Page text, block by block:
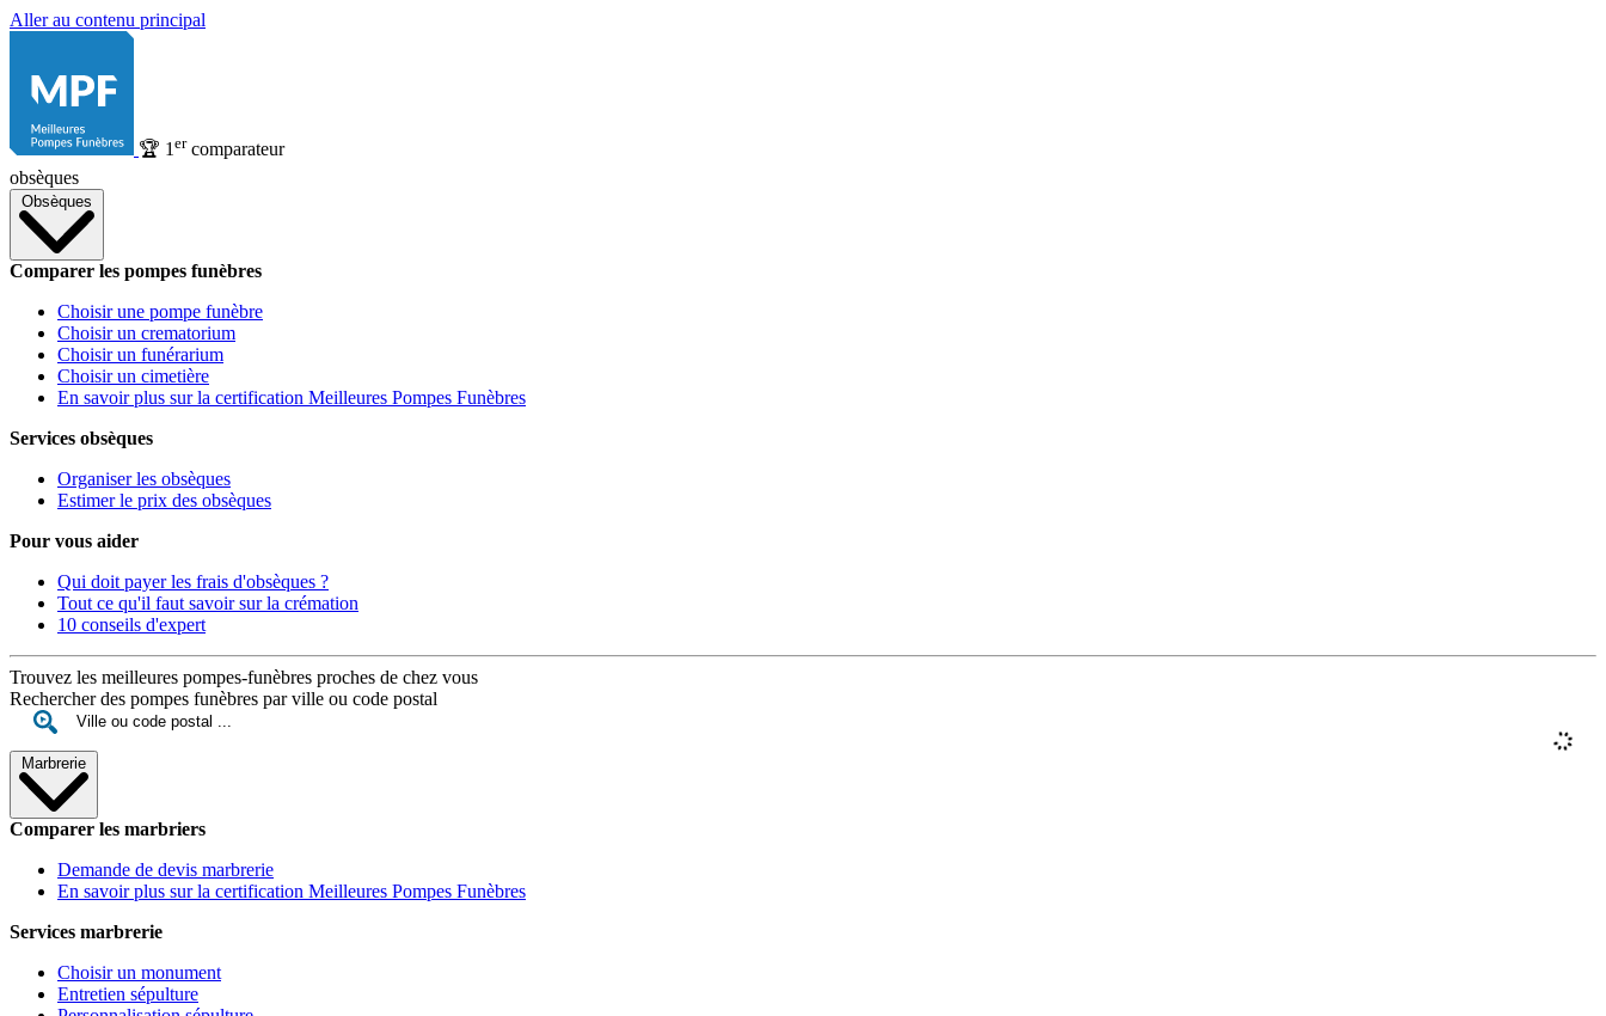
Aller au contenu principal
🏆 1 ercomparateur
obsèques
Obsèques
Comparer les pompes funèbres
Choisir une pompe funèbre
Choisir un crematorium
Choisir un funérarium
Choisir un cimetière
En savoir plus sur la certification Meilleures Pompes Funèbres
Services obsèques
Organiser les obsèques
Estimer le prix des obsèques
Pour vous aider
Qui doit payer les frais d'obsèques ?
Tout ce qu'il faut savoir sur la crémation
10 conseils d'expert
Trouvez les meilleures pompes-funèbres proches de chez vous
Rechercher des pompes funèbres par ville ou code postal
Marbrerie
Comparer les marbriers
Demande de devis marbrerie
En savoir plus sur la certification Meilleures Pompes Funèbres
Services marbrerie
Choisir un monument
Entretien sépulture